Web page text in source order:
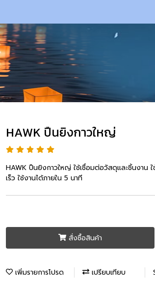
HAWK ปืนยิงกาวใหญ่
HAWK ปืนยิงกาวใหญ่ ใช้เชื่อมต่อวัสดุและชิ้นงาน
เร็ว ใช้งานได้ภายใน 5 นาที
สั่งซื้อสินค้า
เพิ่มรายการโปรด เปรียบเทียบ